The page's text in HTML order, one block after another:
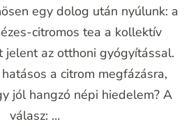
egy dolog után nyúlunk: a
citromos tea a kollektív
az otthoni gyógyítással.
a citrom megfázásra,
jól hangzó népi hiedelem? A
válasz: …